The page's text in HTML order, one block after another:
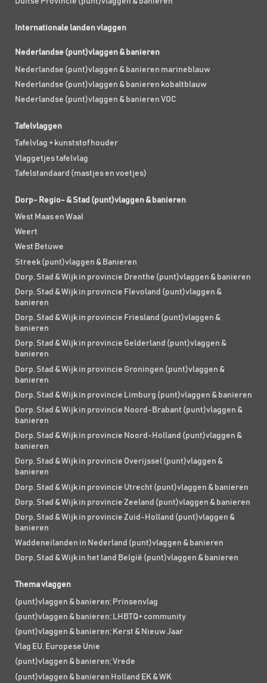
Internationale landen vlaggen
Nederlandse (punt)vlaggen & banieren
Nederlandse (punt)vlaggen & banieren marineblauw
Nederlandse (punt)vlaggen & banieren kobaltblauw
Nederlandse (punt)vlaggen & banieren VOC
Tafelvlaggen
Tafelvlag + kunststof houder
Vlaggetjes tafelvlag
Tafelstandaard (mastjes en voetjes)
Dorp- Regio- & Stad (punt)vlaggen & banieren
West Maas en Waal
Weert
West Betuwe
Streek (punt)vlaggen & Banieren
Dorp, Stad & Wijk in provincie Drenthe (punt)vlaggen & banieren
Dorp, Stad & Wijk in provincie Flevoland (punt)vlaggen &
banieren
Dorp, Stad & Wijk in provincie Friesland (punt)vlaggen &
banieren
Dorp, Stad & Wijk in provincie Gelderland (punt)vlaggen &
banieren
Dorp, Stad & Wijk in provincie Groningen (punt)vlaggen &
banieren
Dorp, Stad & Wijk in provincie Limburg (punt)vlaggen & banieren
Dorp, Stad & Wijk in provincie Noord-Brabant (punt)vlaggen &
banieren
Dorp, Stad & Wijk in provincie Noord-Holland (punt)vlaggen &
banieren
Dorp, Stad & Wijk in provincie Overijssel (punt)vlaggen &
banieren
Dorp, Stad & Wijk in provincie Utrecht (punt)vlaggen & banieren
Dorp, Stad & Wijk in provincie Zeeland (punt)vlaggen & banieren
Dorp, Stad & Wijk in provincie Zuid-Holland (punt)vlaggen &
banieren
Waddeneilanden in Nederland (punt)vlaggen & banieren
Dorp, Stad & Wijk in het land België (punt)vlaggen & banieren
Thema vlaggen
(punt)vlaggen & banieren; Prinsenvlag
(punt)vlaggen & banieren; LHBTQ+ community
(punt)vlaggen & banieren; Kerst & Nieuw Jaar
Vlag EU, Europese Unie
(punt)vlaggen & banieren; Vrede
(punt)vlaggen & banieren Holland EK & WK